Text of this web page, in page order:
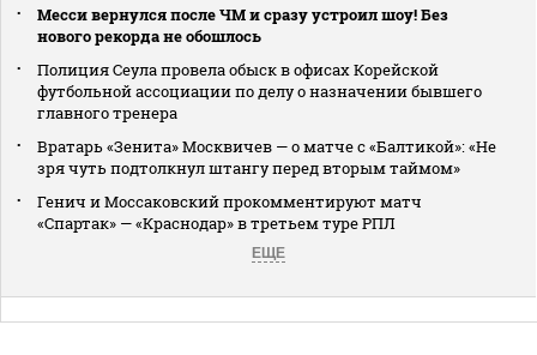
Месси вернулся после ЧМ и сразу устроил шоу! Без
нового рекорда не обошлось
Полиция Сеула провела обыск в офисах Корейской
футбольной ассоциации по делу о назначении бывшего
главного тренера
Вратарь «Зенита» Москвичев — о матче с «Балтикой»: «Не
зря чуть подтолкнул штангу перед вторым таймом»
Генич и Моссаковский прокомментируют матч
«Спартак» — «Краснодар» в третьем туре РПЛ
ЕЩЕ